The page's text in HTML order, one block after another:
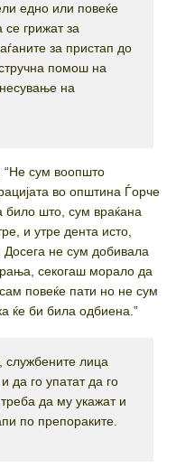
едно или повеќе
грижат за
за пристап до
помош на
на
сум воопшто
во општина Ѓорче
било што, сум враќана
и утре дента исто,
Досега не сум добивала
секогаш морало да
повеќе пати но не сум
ќе би била одбиена.”
службените лица
да го упатат да го
да му укажат и
по препораките.